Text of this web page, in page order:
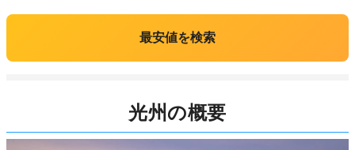
最安値を検索
光州の概要